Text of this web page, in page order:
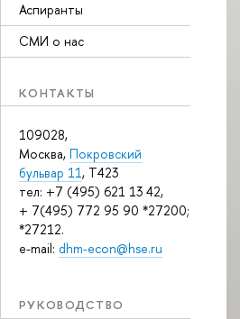
Аспиранты
СМИ о нас
КОНТАКТЫ
109028,
Москва, Покровский
бульвар 11, T423
тел: +7 (495) 621 13 42,
+ 7(495) 772 95 90 *27200;
*27212.
e-mail: dhm-econ@hse.ru
РУКОВОДСТВО